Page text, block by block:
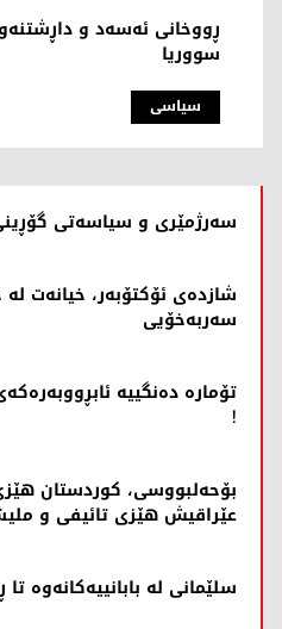
سیاسی
ڕووخانی ئەسەد و
سووریا
سەرژمێری و سیاسەتی
شازدەی ئۆکتۆبەر، خیانەت
سەربەخۆیی
تۆمارە دەنگییە
!
بۆحەلبووسی، کوردستان
عێراقیش هێزی تائیفی و
سلێمانی لە بابانییەکانەوە